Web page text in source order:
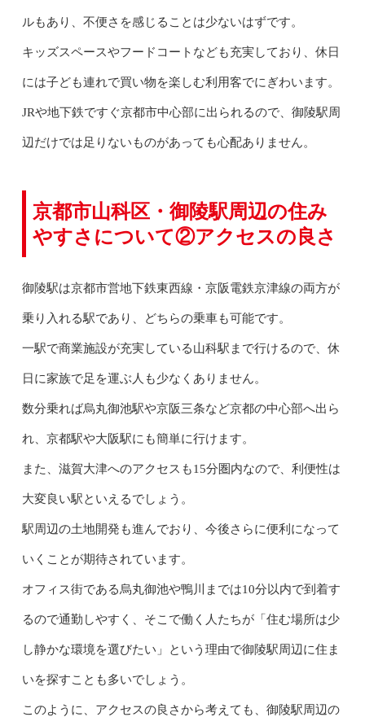
ルもあり、不便さを感じることは少ないはずです。
キッズスペースやフードコートなども充実しており、休日
には子ども連れで買い物を楽しむ利用客でにぎわいます。
JRや地下鉄ですぐ京都市中心部に出られるので、御陵駅周
辺だけでは足りないものがあっても心配ありません。
京都市山科区・御陵駅周辺の住み
やすさについて②アクセスの良さ
御陵駅は京都市営地下鉄東西線・京阪電鉄京津線の両方が
乗り入れる駅であり、どちらの乗車も可能です。
一駅で商業施設が充実している山科駅まで行けるので、休
日に家族で足を運ぶ人も少なくありません。
数分乗れば烏丸御池駅や京阪三条など京都の中心部へ出ら
れ、京都駅や大阪駅にも簡単に行けます。
また、滋賀大津へのアクセスも15分圏内なので、利便性は
大変良い駅といえるでしょう。
駅周辺の土地開発も進んでおり、今後さらに便利になって
いくことが期待されています。
オフィス街である烏丸御池や鴨川までは10分以内で到着す
るので通勤しやすく、そこで働く人たちが「住む場所は少
し静かな環境を選びたい」という理由で御陵駅周辺に住ま
いを探すことも多いでしょう。
このように、アクセスの良さから考えても、御陵駅周辺の